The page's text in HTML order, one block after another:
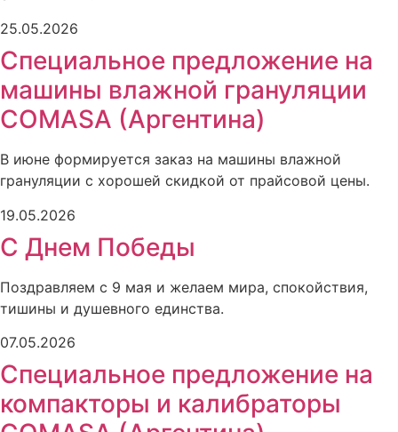
25.05.2026
Специальное предложение на
машины влажной грануляции
COMASA (Аргентина)
В июне формируется заказ на машины влажной
грануляции с хорошей скидкой от прайсовой цены.
19.05.2026
С Днем Победы
Поздравляем с 9 мая и желаем мира, спокойствия,
тишины и душевного единства.
07.05.2026
Специальное предложение на
компакторы и калибраторы